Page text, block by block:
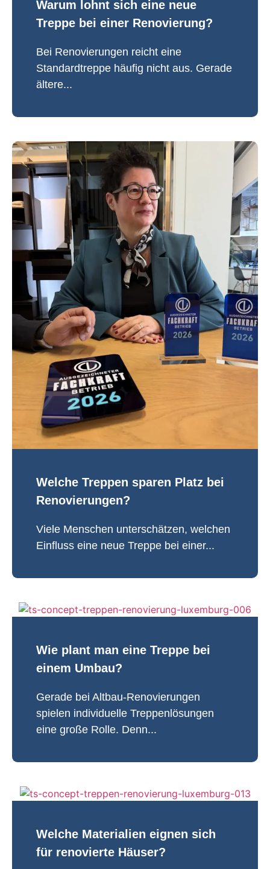
Warum lohnt sich eine neue
Treppe bei einer Renovierung?
Bei Renovierungen reicht eine
Standardtreppe häufig nicht aus. Gerade
ältere...
Welche Treppen sparen Platz bei
Renovierungen?
Viele Menschen unterschätzen, welchen
Einfluss eine neue Treppe bei einer...
Wie plant man eine Treppe bei
einem Umbau?
Gerade bei Altbau-Renovierungen
spielen individuelle Treppenlösungen
eine große Rolle. Denn...
Welche Materialien eignen sich
für renovierte Häuser?